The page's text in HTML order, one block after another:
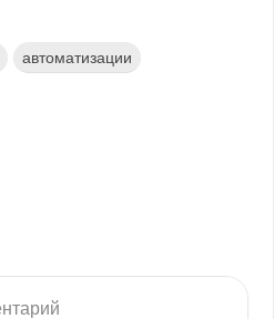
автоматизации